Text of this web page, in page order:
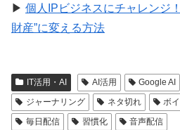
▶︎ 個人IPビジネスにチャレンジ
財産”に変える方法
IT活用・AI AI活用 Google AI
ジャーナリング
ネタ切れ ボ
毎日配信
習慣化 音声配信